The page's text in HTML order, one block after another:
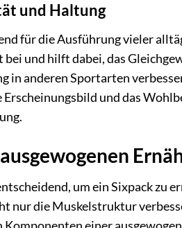
und Haltung
für die Ausführung vieler
und hilft dabei, das
in anderen Sportarten
Erscheinungsbild und das
um ein Sixpack zu
nur die Muskelstruktur